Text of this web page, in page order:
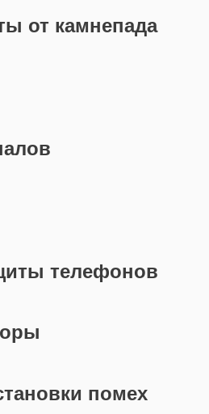
от камнепада
телефонов
помех